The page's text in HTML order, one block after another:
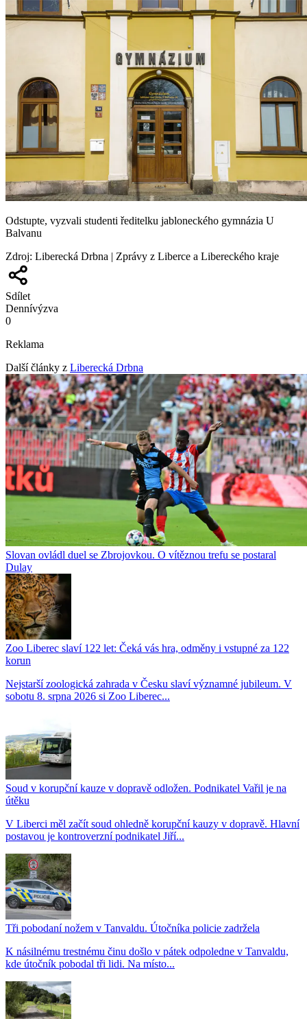
Odstupte, vyzvali studenti ředitelku jabloneckého gymnázia U
Balvanu
Zdroj: Liberecká Drbna | Zprávy z Liberce a Libereckého kraje
Sdílet
Dennívýzva
0
Reklama
Další články z Liberecká Drbna
Slovan ovládl duel se Zbrojovkou. O vítěznou trefu se postaral
Dulay
Zoo Liberec slaví 122 let: Čeká vás hra, odměny i vstupné za 122
korun
Nejstarší zoologická zahrada v Česku slaví významné jubileum. V
sobotu 8. srpna 2026 si Zoo Liberec...
Soud v korupční kauze v dopravě odložen. Podnikatel Vařil je na
útěku
V Liberci měl začít soud ohledně korupční kauzy v dopravě. Hlavní
postavou je kontroverzní podnikatel Jiří...
Tři pobodaní nožem v Tanvaldu. Útočníka policie zadržela
K násilnému trestnému činu došlo v pátek odpoledne v Tanvaldu,
kde útočník pobodal tři lidi. Na místo...